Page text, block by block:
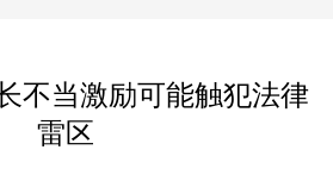
不当激励可能触犯法律
雷区